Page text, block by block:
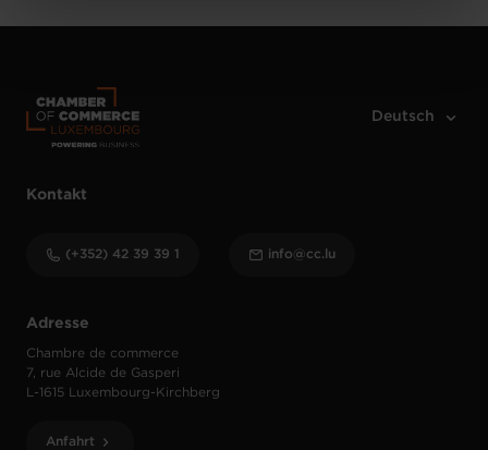
protection des données personnelles.
Adresse
Chambre de commerce
7, rue Alcide de Gasperi
L-1615 Luxembourg-Kirchberg
Anfahrt
Kontakt
(+352) 42 39 39 1 info@cc.lu